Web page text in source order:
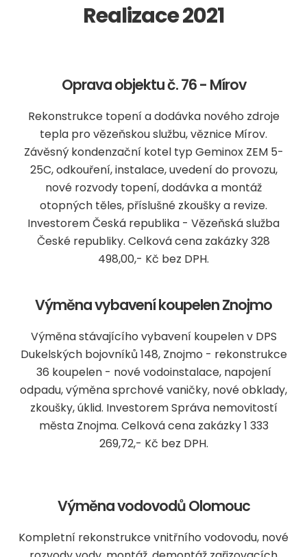
Realizace 2021
Oprava objektu č. 76 - Mírov
Rekonstrukce topení a dodávka nového zdroje
tepla pro vězeňskou službu, věznice Mírov.
Závěsný kondenzační kotel typ Geminox ZEM 5-
25C, odkouření, instalace, uvedení do provozu,
nové rozvody topení, dodávka a montáž
otopných těles, příslušné zkoušky a revize.
Investorem Česká republika - Vězeňská služba
České republiky. Celková cena zakázky 328
498,00,- Kč bez DPH.
Výměna vybavení koupelen Znojmo
Výměna stávajícího vybavení koupelen v DPS
Dukelských bojovníků 148, Znojmo - rekonstrukce
36 koupelen - nové vodoinstalace, napojení
odpadu, výměna sprchové vaničky, nové obklady,
zkoušky, úklid. Investorem Správa nemovitostí
města Znojma. Celková cena zakázky 1 333
269,72,- Kč bez DPH.
Výměna vodovodů Olomouc
Kompletní rekonstrukce vnitřního vodovodu, nové